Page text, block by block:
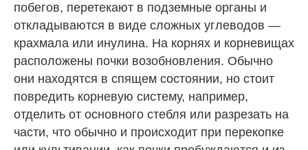
побегов, перетекают в подземные органы и
откладываются в виде сложных углеводов —
крахмала или инулина. На корнях и корневищах
расположены почки возобновления. Обычно
они находятся в спящем состоянии, но стоит
повредить корневую систему, например,
отделить от основного стебля или разрезать на
части, что обычно и происходит при перекопке